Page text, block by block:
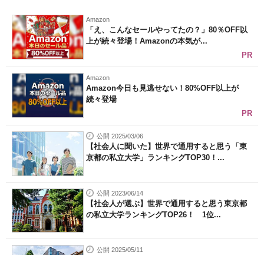
Amazon
「え、こんなセールやってたの？」80％OFF以
上が続々登場！Amazonの本気が...
PR
Amazon
Amazon今日も見逃せない！80%OFF以上が
続々登場
PR
公開 2025/03/06
【社会人に聞いた】世界で通用すると思う「東
京都の私立大学」ランキングTOP30！...
公開 2023/06/14
【社会人が選ぶ】世界で通用すると思う東京都
の私立大学ランキングTOP26！ 1位...
公開 2025/05/11